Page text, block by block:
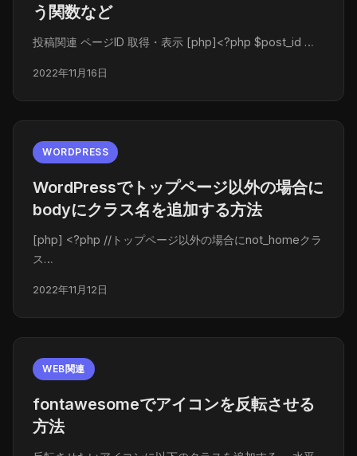
う関数など
投稿関連 ページID 取得・表示 [php]<?php $post_id …
2022年11月16日
WORDPRESS
WordPressでトップページ以外の場合に
bodyにクラス名を追加する方法
[php] <?php //トップページ以外の場合にnot_homeクラ
ス…
2022年11月12日
WEB関連
fontawesomeでアイコンを反転させる
方法